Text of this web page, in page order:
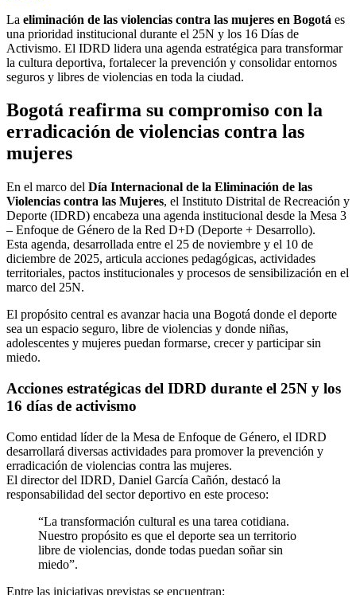
La eliminación de las violencias contra las mujeres en Bogotá es
una prioridad institucional durante el 25N y los 16 Días de
Activismo. El IDRD lidera una agenda estratégica para transformar
la cultura deportiva, fortalecer la prevención y consolidar entornos
seguros y libres de violencias en toda la ciudad.
Bogotá reafirma su compromiso con la
erradicación de violencias contra las
mujeres
En el marco del Día Internacional de la Eliminación de las
Violencias contra las Mujeres, el Instituto Distrital de Recreación y
Deporte (IDRD) encabeza una agenda institucional desde la Mesa 3
– Enfoque de Género de la Red D+D (Deporte + Desarrollo).
Esta agenda, desarrollada entre el 25 de noviembre y el 10 de
diciembre de 2025, articula acciones pedagógicas, actividades
territoriales, pactos institucionales y procesos de sensibilización en el
marco del 25N.
El propósito central es avanzar hacia una Bogotá donde el deporte
sea un espacio seguro, libre de violencias y donde niñas,
adolescentes y mujeres puedan formarse, crecer y participar sin
miedo.
Acciones estratégicas del IDRD durante el 25N y los
16 días de activismo
Como entidad líder de la Mesa de Enfoque de Género, el IDRD
desarrollará diversas actividades para promover la prevención y
erradicación de violencias contra las mujeres.
El director del IDRD, Daniel García Cañón, destacó la
responsabilidad del sector deportivo en este proceso:
“La transformación cultural es una tarea cotidiana.
Nuestro propósito es que el deporte sea un territorio
libre de violencias, donde todas puedan soñar sin
miedo”.
Entre las iniciativas previstas se encuentran: